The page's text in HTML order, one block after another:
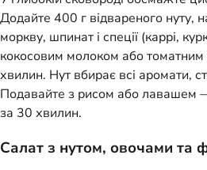
Додайте 400 г відвареного нуту,
моркву, шпинат і спеції (каррі,
кокосовим молоком або томатним
хвилин. Нут вбирає всі аромати,
Подавайте з рисом або лавашем
за 30 хвилин.
Салат з нутом, овочами та